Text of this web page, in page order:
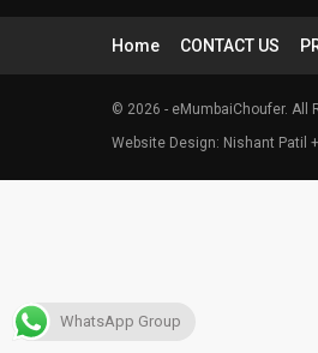
Home CONTACT US
© 2026 - eMumbaiChoufer. All
Website Design: Nishant Patil
WhatsApp Group